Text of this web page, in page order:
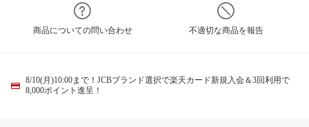
商品についての問い合わせ 不適切な商品を報告
8/10(月)10:00まで！JCBブランド選択で楽天カード新規入会＆3回利用で
8,000ポイント進呈！